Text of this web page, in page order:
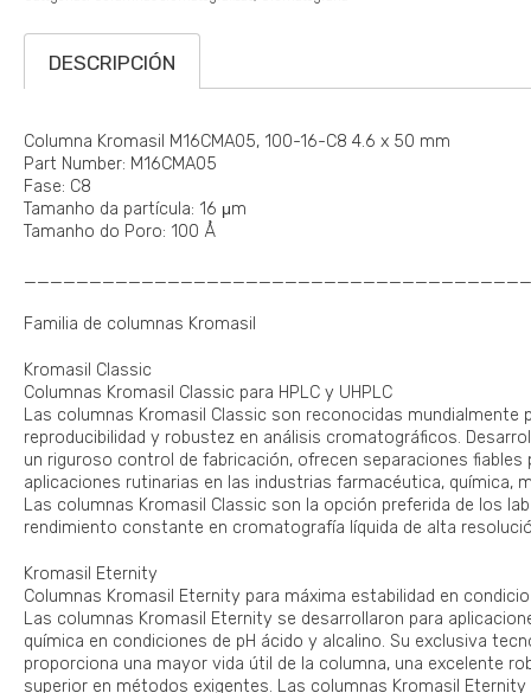
DESCRIPCIÓN
Columna Kromasil M16CMA05, 100-16-C8 4.6 x 50 mm
Part Number: M16CMA05
Fase: C8
Tamanho da partícula: 16 μm
Tamanho do Poro: 100 Å
Familia de columnas Kromasil
Kromasil Classic
Columnas Kromasil Classic para HPLC y UHPLC
Las columnas Kromasil Classic son reconocidas mundialmente
reproducibilidad y robustez en análisis cromatográficos.
un riguroso control de fabricación, ofrecen separaciones
aplicaciones rutinarias en las industrias farmacéutica, química,
Las columnas Kromasil Classic son la opción preferida de los
rendimiento constante en cromatografía líquida de alta
Kromasil Eternity
Columnas Kromasil Eternity para máxima estabilidad en
Las columnas Kromasil Eternity se desarrollaron para
química en condiciones de pH ácido y alcalino. Su exclusiva
proporciona una mayor vida útil de la columna, una excelente
superior en métodos exigentes. Las columnas Kromasil